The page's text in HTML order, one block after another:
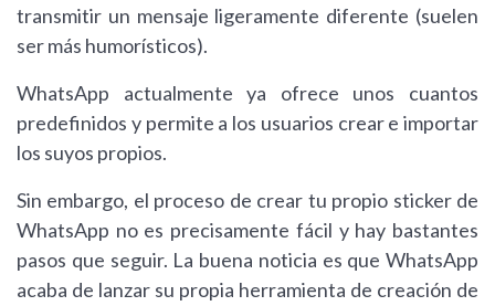
transmitir un mensaje ligeramente diferente (suelen
ser más humorísticos).
WhatsApp actualmente ya ofrece unos cuantos
predefinidos y permite a los usuarios crear e importar
los suyos propios.
Sin embargo, el proceso de crear tu propio sticker de
WhatsApp no es precisamente fácil y hay bastantes
pasos que seguir. La buena noticia es que WhatsApp
acaba de lanzar su propia herramienta de creación de